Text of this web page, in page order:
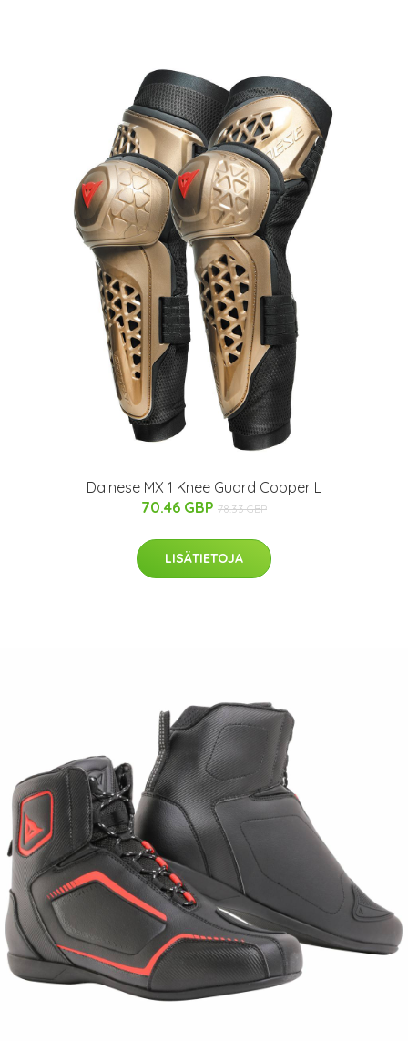
Dainese MX 1 Knee Guard Copper L
70.46 GBP 78.33 GBP
LISÄTIETOJA